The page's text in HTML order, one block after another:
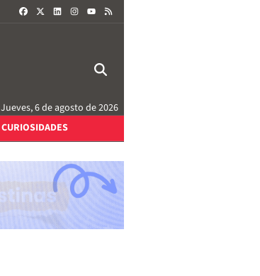
FACEBOOKLINKEDININSTAGRAM
Jueves, 6 de agosto de 2026
CURIOSIDADES